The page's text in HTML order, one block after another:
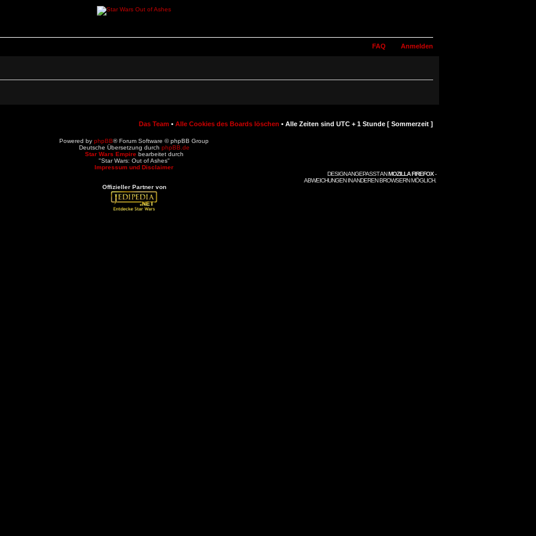
FAQ Anmelden
Das Team • Alle Cookies des Boards löschen • Alle Zeiten sind UTC + 1 Stunde [ Sommerzeit ]
Powered by phpBB® Forum Software © phpBB Group
Deutsche Übersetzung durch phpBB.de
Star Wars Empirebearbeitet durch
"Star Wars: Out of Ashes"
Impressum und Disclaimer
DESIGN ANGEPASST ANMOZILLA FIREFOX-
ABWEICHUNGEN IN ANDEREN BROWSERN MÖGLICH.
Offizieller Partner von